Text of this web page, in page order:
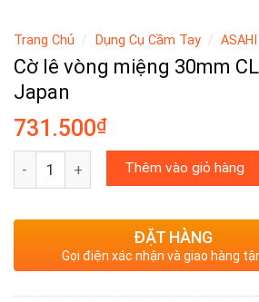
Trang Chủ / Dụng Cụ Cầm Tay /
Cờ lê vòng miệng 30mm
Japan
731.500₫
Cờ lê vòng miệng 30mm CL0030
Thêm vào giỏ hàng
ĐẶT HÀNG
Gọi điện xác nhận và giao hàng